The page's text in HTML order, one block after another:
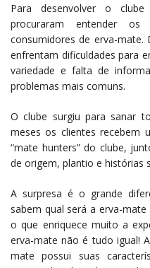
Para desenvolver o
procuraram entender os
consumidores de erva-mate.
enfrentam dificuldades para
variedade e falta de
problemas mais comuns.
O clube surgiu para sanar
meses os clientes recebem
“mate hunters” do clube,
de origem, plantio e histórias
A surpresa é o grande
sabem qual será a erva-
o que enriquece muito a
erva-mate não é tudo igual!
mate possui suas